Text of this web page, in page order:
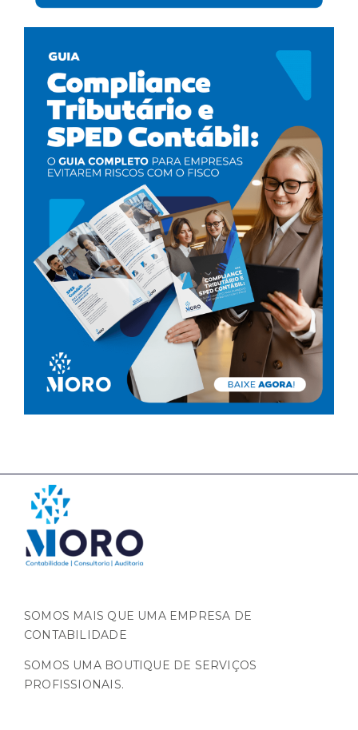
SOMOS MAIS QUE UMA EMPRESA DE
CONTABILIDADE
SOMOS UMA BOUTIQUE DE SERVIÇOS
PROFISSIONAIS.